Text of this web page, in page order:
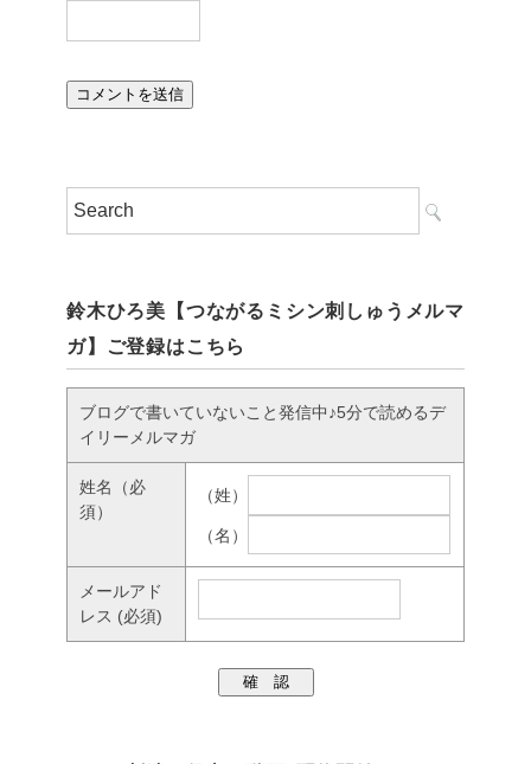
鈴木ひろ美【つながるミシン刺しゅうメルマ
ガ】ご登録はこちら
ブログで書いていないこと発信中♪5分で読めるデ
イリーメルマガ
姓名
（必
須）
（姓）
（名）
メールアド
レス (必須)